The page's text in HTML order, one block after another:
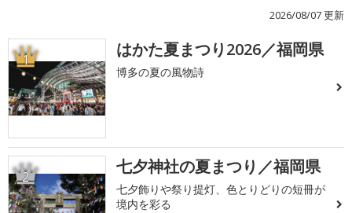
2026/08/07 更新
1 はかた夏まつり2026／福岡県
博多の夏の風物詩
2 七夕神社の夏まつり／福岡県
七夕飾りや祭り提灯、色とりどりの短冊が
境内を彩る